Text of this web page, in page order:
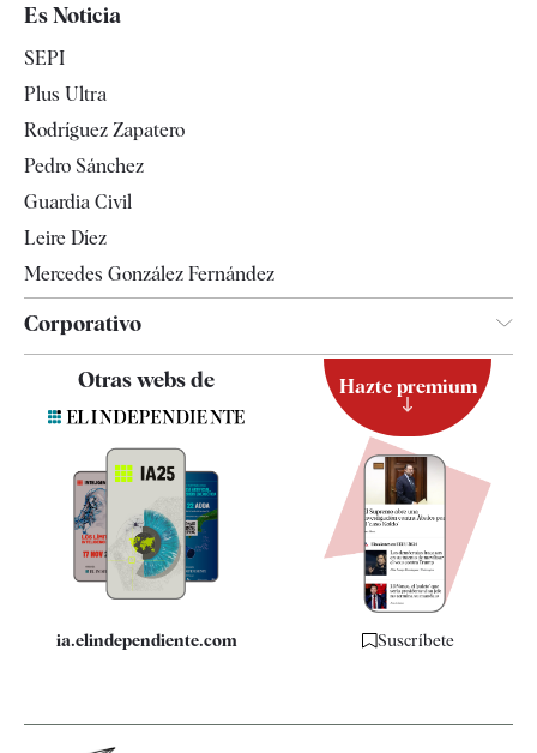
Televisión
Es Noticia
SEPI
Plus Ultra
Rodríguez Zapatero
Pedro Sánchez
Guardia Civil
Leire Díez
Mercedes González Fernández
Corporativo
Quiénes somos
Especificaciones
Otras webs de
ia.elindependiente.com
Hazte premium
Suscríbete